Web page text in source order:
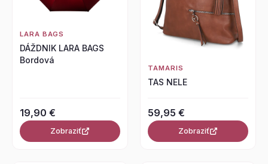
LARA BAGS
DÁŽDNIK LARA BAGS
Bordová
19,90 €
Zobraziť
TAMARIS
TAS NELE
59,95 €
Zobraziť